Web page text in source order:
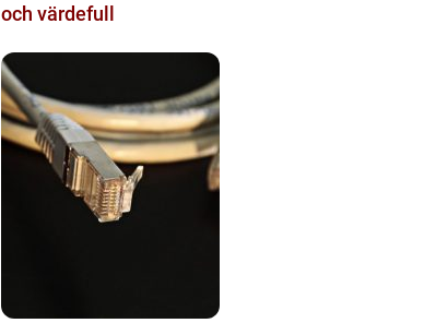
och värdefull